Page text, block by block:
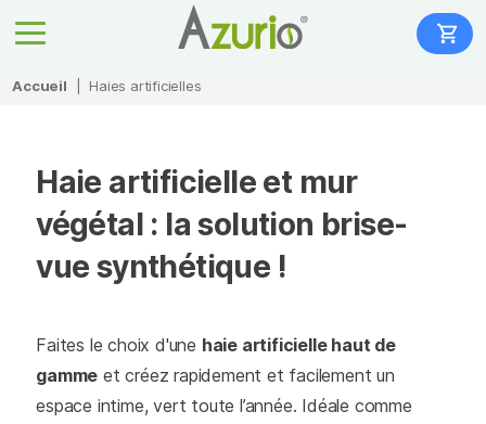
Accueil Haies artificielles
Haie artificielle et mur
végétal : la solution brise-
vue synthétique !
Faites le choix d'une haie artificielle haut de
gamme et créez rapidement et facilement un
espace intime, vert toute l’année. Idéale comme